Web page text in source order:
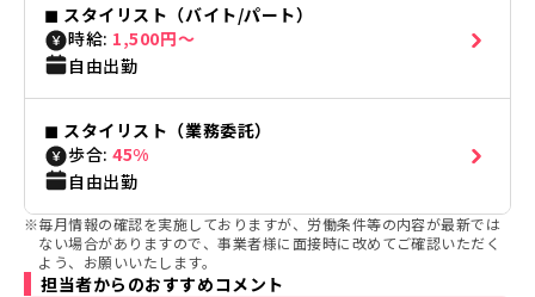
◼︎ スタイリスト（バイト/パート）
時給: 1,500円〜
自由出勤
◼︎ スタイリスト（業務委託）
歩合: 45%
自由出勤
※毎月情報の確認を実施しておりますが、労働条件等の内容が最新では
ない場合がありますので、事業者様に面接時に改めてご確認いただく
よう、お願いいたします。
担当者からのおすすめコメント